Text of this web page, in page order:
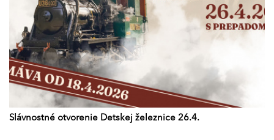
Slávnostné otvorenie Detskej železnice 26.4.